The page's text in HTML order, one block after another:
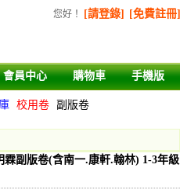
您好 ！ [請登錄] [免費註冊]
會員中心 購物車 手機版
校用卷 副版卷
霖副版卷(含南一.康軒.翰林) 1-3年級